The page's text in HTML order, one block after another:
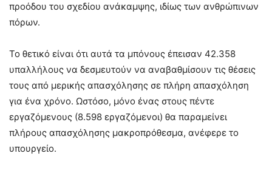
προόδου του σχεδίου ανάκαμψης, ιδίως των ανθρώπινων
πόρων.
Το θετικό είναι ότι αυτά τα μπόνους έπεισαν 42.358
υπαλλήλους να δεσμευτούν να αναβαθμίσουν τις θέσεις
τους από μερικής απασχόλησης σε πλήρη απασχόληση
για ένα χρόνο. Ωστόσο, μόνο ένας στους πέντε
εργαζόμενους (8.598 εργαζόμενοι) θα παραμείνει
πλήρους απασχόλησης μακροπρόθεσμα, ανέφερε το
υπουργείο.